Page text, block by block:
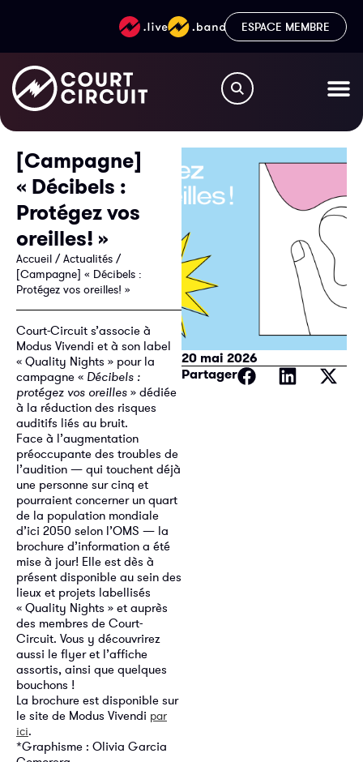
ESPACE MEMBRE
[Campagne]
« Décibels :
Protégez vos
oreilles! »
Accueil /Actualités /
[Campagne] « Décibels :
Protégez vos oreilles! »
Court-Circuit s’associe à
Modus Vivendi et à son label
« Quality Nights » pour la
campagne « Décibels :
protégez vos oreilles » dédiée
à la réduction des risques
auditifs liés au bruit.
Face à l’augmentation
préoccupante des troubles de
l’audition — qui touchent déjà
une personne sur cinq et
pourraient concerner un quart
de la population mondiale
d’ici 2050 selon l’OMS — la
brochure d’information a été
mise à jour! Elle est dès à
présent disponible au sein des
lieux et projets labellisés
« Quality Nights » et auprès
des membres de Court-
Circuit. Vous y découvrirez
aussi le flyer et l’affiche
assortis, ainsi que quelques
bouchons !
La brochure est disponible sur
le site de Modus Vivendi par
ici.
*Graphisme : Olivia Garcia
20 mai 2026
Partager